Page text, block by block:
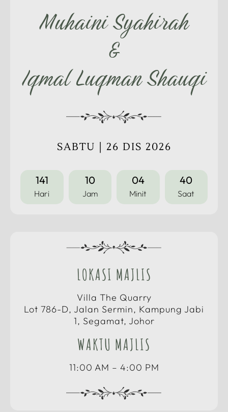
Muhaini Syahirah
&
Iqmal Luqman Shauqi
SABTU | 26 DIS 2026
141
Hari
10
Jam
04
Minit
40
Saat
LOKASI MAJLIS
Villa The Quarry
Lot 786-D, Jalan Sermin, Kampung Jabi
1, Segamat, Johor
WAKTU MAJLIS
11:00 AM – 4:00 PM